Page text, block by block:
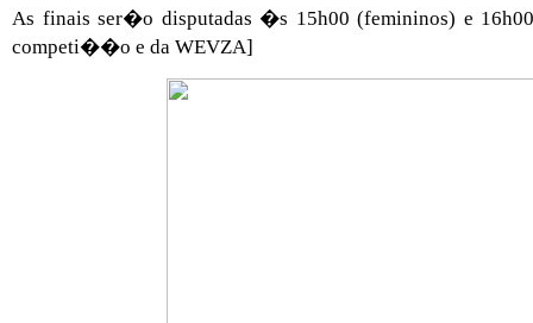
As finais ser�o disputadas �s 15h00 (femininos) e
competi��o e da WEVZA]